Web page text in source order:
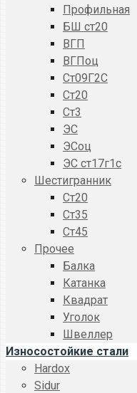
Профильная
БШ ст20
ВГП
ВГПоц
Ст09Г2С
Ст20
Ст3
ЭС
ЭСоц
ЭС ст17г1с
Шестигранник
Ст20
Ст35
Ст45
Прочее
Балка
Катанка
Квадрат
Уголок
Швеллер
Износостойкие стали
Hardox
Sidur